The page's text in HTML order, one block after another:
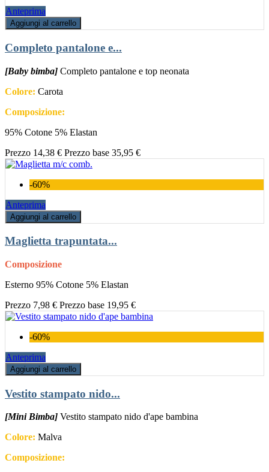
Anteprima
Aggiungi al carrello
Completo pantalone e...
[Baby bimba] Completo pantalone e top neonata
Colore: Carota
Composizione:
95% Cotone 5% Elastan
Prezzo 14,38 € Prezzo base 35,95 €
-60%
Anteprima
Aggiungi al carrello
Maglietta trapuntata...
Composizione
Esterno 95% Cotone 5% Elastan
Prezzo 7,98 € Prezzo base 19,95 €
-60%
Anteprima
Aggiungi al carrello
Vestito stampato nido...
[Mini Bimba] Vestito stampato nido d'ape bambina
Colore: Malva
Composizione: